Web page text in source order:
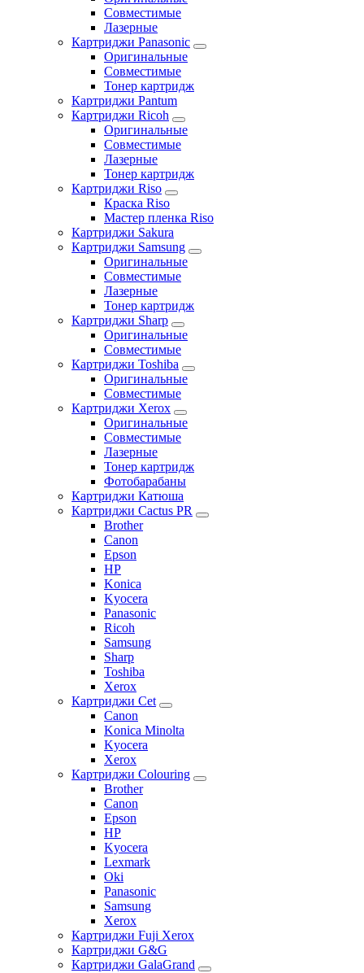
Совместимые
Лазерные
Картриджи Panasonic
Оригинальные
Совместимые
Тонер картридж
Картриджи Pantum
Картриджи Ricoh
Оригинальные
Совместимые
Лазерные
Тонер картридж
Картриджи Riso
Краска Riso
Мастер пленка Riso
Картриджи Sakura
Картриджи Samsung
Оригинальные
Совместимые
Лазерные
Тонер картридж
Картриджи Sharp
Оригинальные
Совместимые
Картриджи Toshiba
Оригинальные
Совместимые
Картриджи Xerox
Оригинальные
Совместимые
Лазерные
Тонер картридж
Фотобарабаны
Картриджи Катюша
Картриджи Cactus PR
Brother
Canon
Epson
HP
Konica
Kyocera
Panasonic
Ricoh
Samsung
Sharp
Toshiba
Xerox
Картриджи Cet
Canon
Konica Minolta
Kyocera
Xerox
Картриджи Colouring
Brother
Canon
Epson
HP
Kyocera
Lexmark
Oki
Panasonic
Samsung
Xerox
Картриджи Fuji Xerox
Картриджи G&G
Картриджи GalaGrand